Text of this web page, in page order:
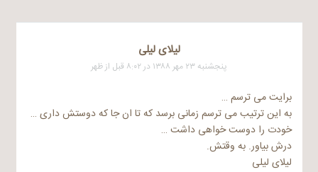
لیلای لیلی
پنجشنبه ۲۳ مهر ۱۳۸۸ در ۸:۰۲ قبل از ظهر
برایت می ترسم …
به این ترتیب می ترسم زمانی برسد که تا ان جا که دوستش داری …
خودت را دوست خواهی داشت …
درش بیاور. به وقتش.
لیلای لیلی